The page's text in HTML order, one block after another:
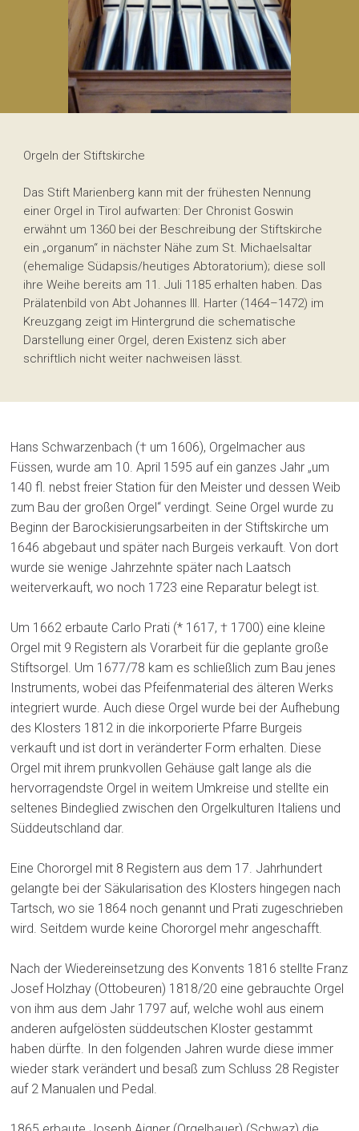
Orgeln der Stiftskirche
Das Stift Marienberg kann mit der frühesten Nennung
einer Orgel in Tirol aufwarten: Der Chronist Goswin
erwähnt um 1360 bei der Beschreibung der Stiftskirche
ein „organum“ in nächster Nähe zum St. Michaelsaltar
(ehemalige Südapsis/heutiges Abtoratorium); diese soll
ihre Weihe bereits am 11. Juli 1185 erhalten haben. Das
Prälatenbild von Abt Johannes III. Harter (1464–1472) im
Kreuzgang zeigt im Hintergrund die schematische
Darstellung einer Orgel, deren Existenz sich aber
schriftlich nicht weiter nachweisen lässt.
Hans Schwarzenbach († um 1606), Orgelmacher aus
Füssen, wurde am 10. April 1595 auf ein ganzes Jahr „um
140 fl. nebst freier Station für den Meister und dessen Weib
zum Bau der großen Orgel“ verdingt. Seine Orgel wurde zu
Beginn der Barockisierungsarbeiten in der Stiftskirche um
1646 abgebaut und später nach Burgeis verkauft. Von dort
wurde sie wenige Jahrzehnte später nach Laatsch
weiterverkauft, wo noch 1723 eine Reparatur belegt ist.
Um 1662 erbaute Carlo Prati (* 1617, † 1700) eine kleine
Orgel mit 9 Registern als Vorarbeit für die geplante große
Stiftsorgel. Um 1677/78 kam es schließlich zum Bau jenes
Instruments, wobei das Pfeifenmaterial des älteren Werks
integriert wurde. Auch diese Orgel wurde bei der Aufhebung
des Klosters 1812 in die inkorporierte Pfarre Burgeis
verkauft und ist dort in veränderter Form erhalten. Diese
Orgel mit ihrem prunkvollen Gehäuse galt lange als die
hervorragendste Orgel in weitem Umkreise und stellte ein
seltenes Bindeglied zwischen den Orgelkulturen Italiens und
Süddeutschland dar.
Eine Chororgel mit 8 Registern aus dem 17. Jahrhundert
gelangte bei der Säkularisation des Klosters hingegen nach
Tartsch, wo sie 1864 noch genannt und Prati zugeschrieben
wird. Seitdem wurde keine Chororgel mehr angeschafft.
Nach der Wiedereinsetzung des Konvents 1816 stellte Franz
Josef Holzhay (Ottobeuren) 1818/20 eine gebrauchte Orgel
von ihm aus dem Jahr 1797 auf, welche wohl aus einem
anderen aufgelösten süddeutschen Kloster gestammt
haben dürfte. In den folgenden Jahren wurde diese immer
wieder stark verändert und besaß zum Schluss 28 Register
auf 2 Manualen und Pedal.